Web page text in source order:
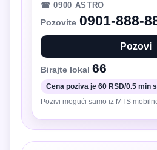
☎ 0900 ASTRO
Pozovite 0901-888-
Pozovi
Birajte lokal 66
Cena poziva je 60 RSD/0.5 min
Pozivi mogući samo iz MTS